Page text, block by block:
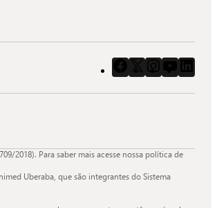
Acessar
o
Acessar
o
Acessar
o
Acessar
o
o
2018). Para saber mais acesse nossa política de
Uberaba, que são integrantes do Sistema